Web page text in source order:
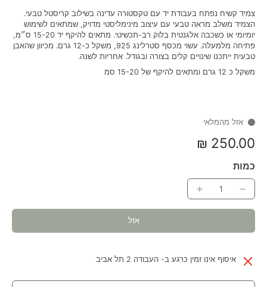
צמיד קשיח נפתח בעבודת יד עם טקסטורה עדינה בשילוב קריסטל טבעי.
הצמיד משלב מראה טבעי עם עיצוב מינימליסטי מדויק, שמתאים לשימוש
יומיומי או כשכבה אלגנטית בלוק רב-תכשיטי. מתאים להיקף יד 15-20 ס״מ,
פתיחה מלמעלה. עשוי מכסף סטרלינג 925, משקל כ-12 גרם. מכיוון שהאבן
טבעית ייתכנו שינויים קלים בצורה ובגודל. אחריות לשנה.
משקל כ 12 גרם ומתאים להיקף של 15-20 סמ
אזל מהמלאי
250.00 ₪
כמות
אזל
איסוף אינו זמין כרגע ב- העבודה 2 תל אביב